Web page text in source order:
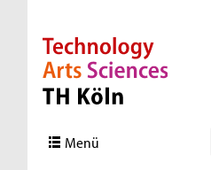
Direkt zur Hauptnavigation
Direkt zur Subnavigation
Direkt zum Inhalt
Direkt zum Fußbereich
Menü